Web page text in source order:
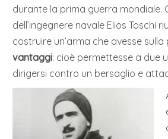
durante la prima guerra mondiale.
dell’ingegnere navale Elios Toschi
costruire un’arma che avesse
vantaggi: cioè permettesse a due
dirigersi contro un bersaglio e